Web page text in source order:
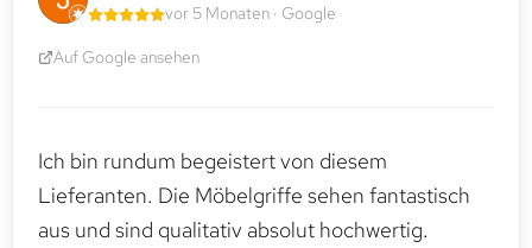
vor 5 Monaten · Google
Auf Google ansehen
Ich bin rundum begeistert von diesem
Lieferanten. Die Möbelgriffe sehen fantastisch
aus und sind qualitativ absolut hochwertig.